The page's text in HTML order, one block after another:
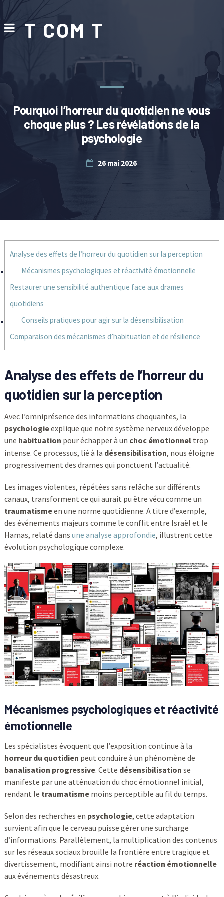
T COM T
Pourquoi l’horreur du quotidien ne vous
choque plus ? Les révélations de la
psychologie
26 mai 2026
Analyse des effets de l’horreur du quotidien sur la perception
Mécanismes psychologiques et réactivité émotionnelle
Restaurer une sensibilité authentique face aux drames
quotidiens
Conseils pratiques pour agir sur la désensibilisation
Comparaison des mécanismes d’habituation et de résilience
Analyse des effets de l’horreur du
quotidien sur la perception
Avec l’omniprésence des informations choquantes, la
psychologieexplique que notre système nerveux développe
une habituation pour échapper à un choc émotionneltrop
intense. Ce processus, lié à la désensibilisation, nous éloigne
progressivement des drames qui ponctuent l’actualité.
Les images violentes, répétées sans relâche sur différents
canaux, transforment ce qui aurait pu être vécu comme un
traumatismeen une norme quotidienne. A titre d’exemple,
des événements majeurs comme le conflit entre Israël et le
Hamas, relaté dans une analyse approfondie, illustrent cette
évolution psychologique complexe.
Mécanismes psychologiques et réactivité
émotionnelle
Les spécialistes évoquent que l’exposition continue à la
horreur du quotidien peut conduire à un phénomène de
banalisation progressive. Cette désensibilisation se
manifeste par une atténuation du choc émotionnel initial,
rendant le traumatismemoins perceptible au fil du temps.
Selon des recherches en psychologie, cette adaptation
survient afin que le cerveau puisse gérer une surcharge
d’informations. Parallèlement, la multiplication des contenus
sur les réseaux sociaux brouille la frontière entre tragique et
divertissement, modifiant ainsi notre réaction émotionnelle
aux événements désastreux.